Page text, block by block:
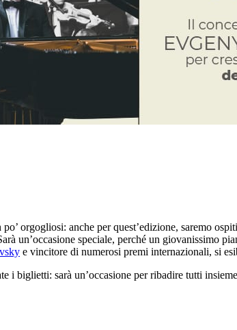
orgogliosi: anche per quest’edizione, saremo
un’occasione speciale, perché un giovanissimo
e vincitore di numerosi premi internazionali, si
i biglietti: sarà un’occasione per ribadire tutti